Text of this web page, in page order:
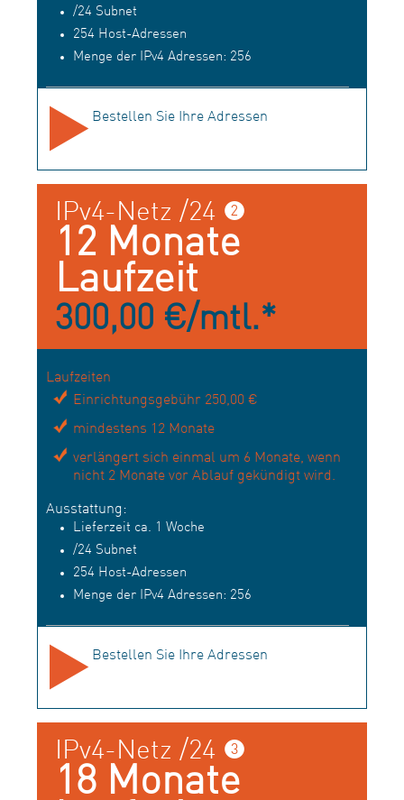
/24 Subnet
254 Host-Adressen
Menge der IPv4 Adressen: 256
Bestellen Sie Ihre Adressen
IPv4-Netz /24 ❷
12 Monate
Laufzeit
300,00 €/mtl.*
Laufzeiten
Einrichtungsgebühr 250,00 €
mindestens 12 Monate
verlängert sich einmal um 6 Monate, wenn
nicht 2 Monate vor Ablauf gekündigt wird.
Ausstattung:
Lieferzeit ca. 1 Woche
/24 Subnet
254 Host-Adressen
Menge der IPv4 Adressen: 256
Bestellen Sie Ihre Adressen
IPv4-Netz /24 ❸
18 Monate